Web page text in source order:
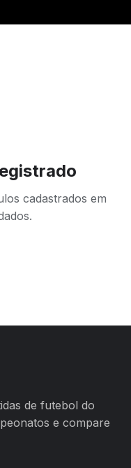
cadastrados em
de futebol do
e compare